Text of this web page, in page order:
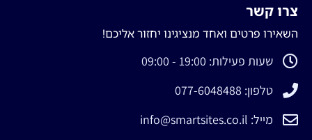
צרו קשר
השאירו פרטים ואחד מנציגינו יחזור אליכם!
שעות פעילות: 19:00 - 09:00
טלפון: 077-6048488
מייל: info@smartsites.co.il